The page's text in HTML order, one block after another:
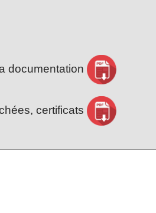
documentation
certificats